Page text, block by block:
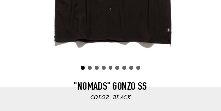
"NOMADS" GONZO SS
COLOR:BLACK